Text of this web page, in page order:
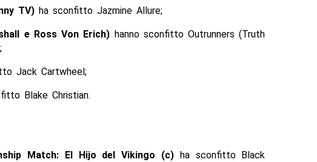
TV) ha sconfitto Jazmine Allure;
e Ross Von Erich) hanno sconfitto Outrunners (Truth
Jack Cartwheel;
Blake Christian.
Match: El Hijo del Vikingo (c) ha sconfitto Black